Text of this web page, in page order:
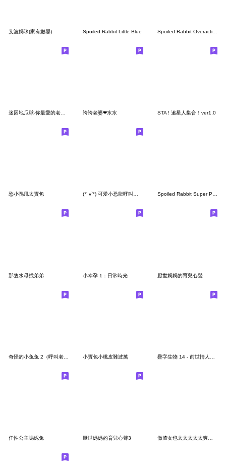
艾波媽咪(家有嫩嬰) Spoiled Rabbit Little Blue Spoiled Rabbit Overaction
誇誇老婆❤水水 STA ! 追星人集合！ver1.0
愁小鴨甩太寶包 (*‘ v`*) 可愛小恐龍呼叫把拔 Spoiled Rabbit Super Plump [ENG]
那隻水母找弟弟 小幸孕 1：日常時光 厭世媽媽的育兒心聲
小寶包小桃皮難波萬
任性公主嗚妮兔 厭世媽媽的育兒心聲3 做渣女也太太太太太爽了吧3